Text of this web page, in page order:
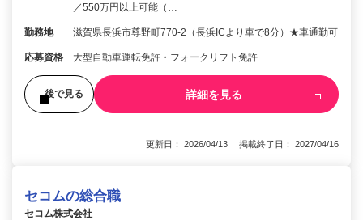
／550万円以上可能（…
勤務地 滋賀県長浜市尊野町770-2（長浜ICより車で8分）★車通勤可
応募資格 大型自動車運転免許・フォークリフト免許
後で見る 詳細を見る
更新日： 2026/04/13 掲載終了日： 2027/04/16
セコムの総合職
セコム株式会社